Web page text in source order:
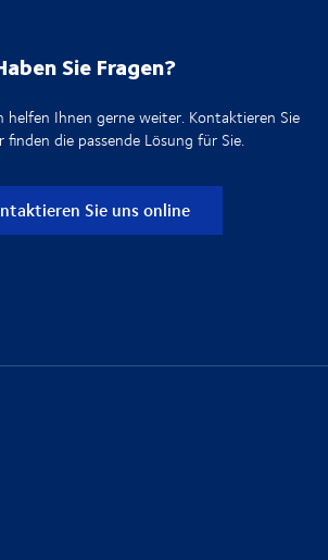
Sie Fragen?
helfen Ihnen gerne weiter. Kontaktieren Sie
finden die passende Lösung für Sie.
Sie uns online